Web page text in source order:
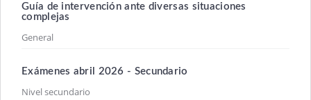
Guía de intervención ante diversas situaciones
complejas
General
Exámenes abril 2026 - Secundario
Nivel secundario